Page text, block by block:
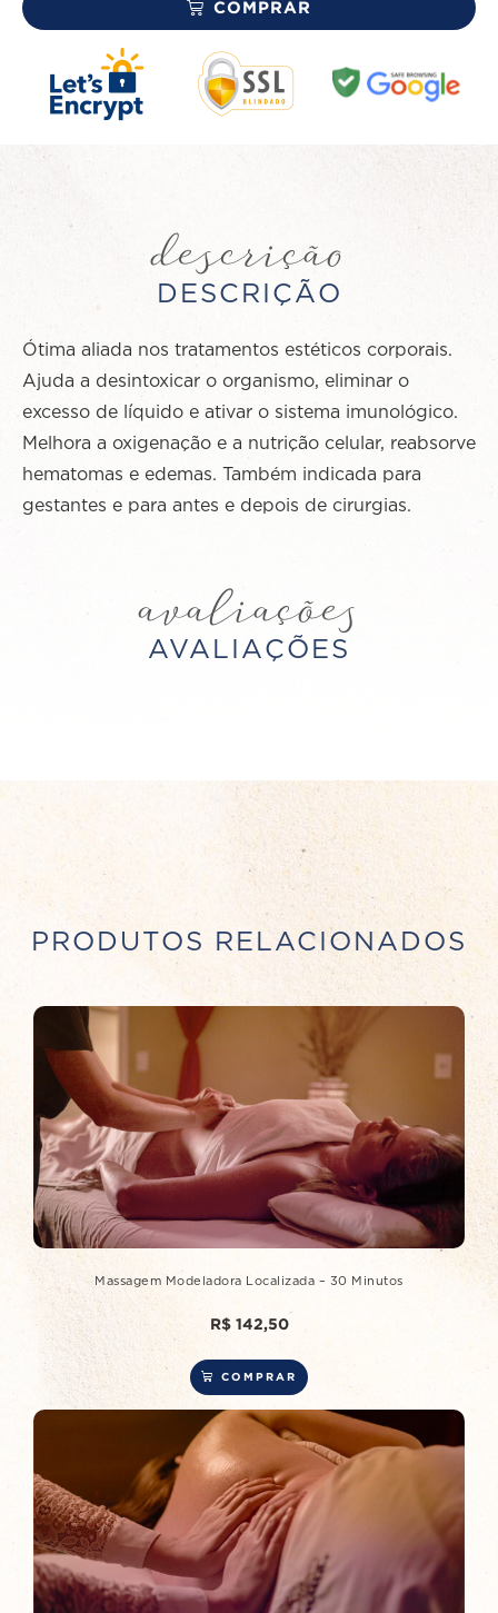
COMPRAR
descrição
DESCRIÇÃO
Ótima aliada nos tratamentos estéticos corporais.
Ajuda a desintoxicar o organismo, eliminar o
excesso de líquido e ativar o sistema imunológico.
Melhora a oxigenação e a nutrição celular, reabsorve
hematomas e edemas. Também indicada para
gestantes e para antes e depois de cirurgias.
avaliações
AVALIAÇÕES
PRODUTOS RELACIONADOS
Massagem Modeladora Localizada – 30 Minutos
R$142,50
COMPRAR